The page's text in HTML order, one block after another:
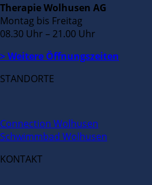
Therapie Wolhusen AG
Montag bis Freitag
08.30 Uhr – 21.00 Uhr
> Weitere Öffnungszeiten
STANDORTE
Connection Wolhusen
Schwimmbad Wolhusen
KONTAKT